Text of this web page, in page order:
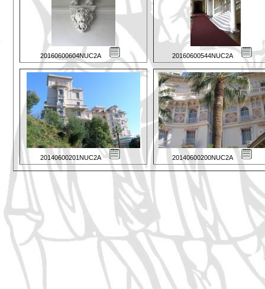
20160600604NUC2A 20160600544NUC2A
20140600201NUC2A 20140600200NUC2A